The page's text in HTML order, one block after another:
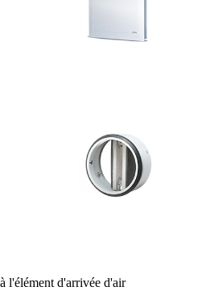
l'élément d'arrivée d'air